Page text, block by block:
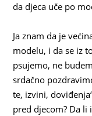
da djeca uče po
Ja znam da je
modelu, i da se iz
psujemo, ne
srdačno
te, izvini,
pred djecom? Da li